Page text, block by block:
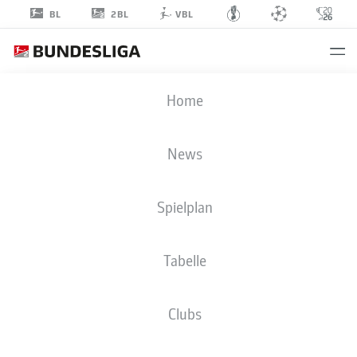
BL 2BL VBL
Home
News
Spielplan
Tabelle
Clubs